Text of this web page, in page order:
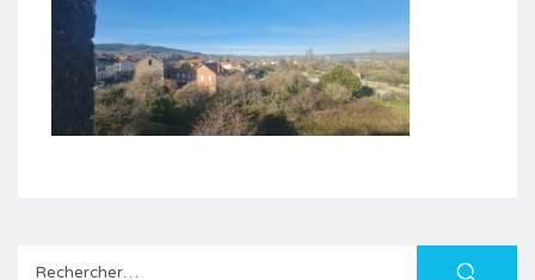
Rechercher :